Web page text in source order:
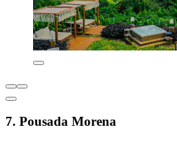
7. Pousada Morena